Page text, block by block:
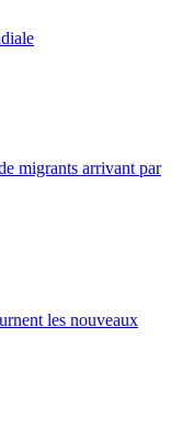
migrants arrivant par
les nouveaux